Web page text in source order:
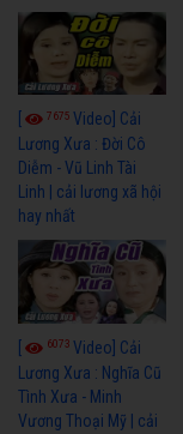
7675 Video] Cải
Lương Xưa : Đời Cô
Diễm - Vũ Linh Tài
Linh | cải lương xã hội
hay nhất
6073 Video] Cải
Lương Xưa : Nghĩa Cũ
Tình Xưa - Minh
Vương Thoại Mỹ | cải